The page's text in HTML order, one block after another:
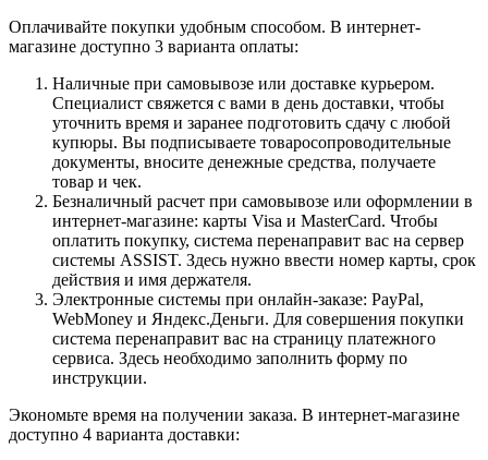
Оплачивайте покупки удобным способом. В интернет-
магазине доступно 3 варианта оплаты:
Наличные при самовывозе или доставке курьером.
Специалист свяжется с вами в день доставки, чтобы
уточнить время и заранее подготовить сдачу с любой
купюры. Вы подписываете товаросопроводительные
документы, вносите денежные средства, получаете
товар и чек.
Безналичный расчет при самовывозе или оформлении в
интернет-магазине: карты Visa и MasterCard. Чтобы
оплатить покупку, система перенаправит вас на сервер
системы ASSIST. Здесь нужно ввести номер карты, срок
действия и имя держателя.
Электронные системы при онлайн-заказе: PayPal,
WebMoney и Яндекс.Деньги. Для совершения покупки
система перенаправит вас на страницу платежного
сервиса. Здесь необходимо заполнить форму по
инструкции.
Экономьте время на получении заказа. В интернет-магазине
доступно 4 варианта доставки: